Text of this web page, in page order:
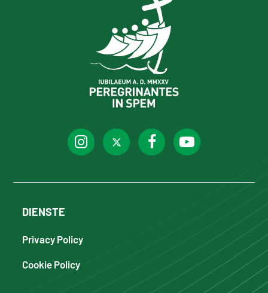
DIENSTE
Privacy Policy
Cookie Policy